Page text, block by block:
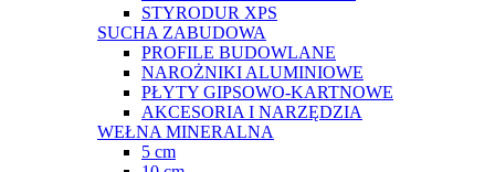
STYRODUR XPS
SUCHA ZABUDOWA
PROFILE BUDOWLANE
NAROŻNIKI ALUMINIOWE
PŁYTY GIPSOWO-KARTNOWE
AKCESORIA I NARZĘDZIA
WEŁNA MINERALNA
5 cm